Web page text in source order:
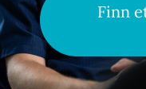
Finn